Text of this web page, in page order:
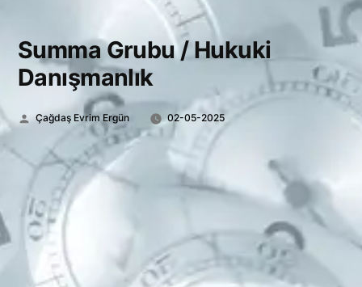
Summa Grubu / Hukuki
Danışmanlık
Posted
Çağdaş Evrim Ergün 02-05-2025